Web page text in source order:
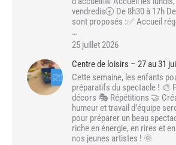
vendredis🕣 De 8h30 à 17h
sont proposés :✅ Accueil
…
25 juillet 2026
Centre de loisirs – 27 au 31
Cette semaine, les enfants
préparatifs du spectacle ! 🎨
décors 🎭 Répétitions 🤝
humeur et travail d’équipe
pour préparer un beau
riche en énergie, en rires et
nos jeunes artistes ! 🌞